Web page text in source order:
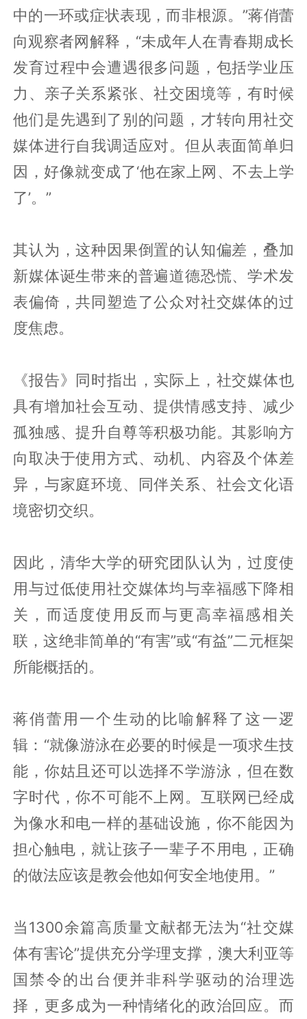
中的一环或症状表现，而非根源。”蒋俏蕾
向观察者网解释，“未成年人在青春期成长
发育过程中会遭遇很多问题，包括学业压
力、亲子关系紧张、社交困境等，有时候
他们是先遇到了别的问题，才转向用社交
媒体进行自我调适应对。但从表面简单归
因，好像就变成了‘他在家上网、不去上学
了’。”
其认为，这种因果倒置的认知偏差，叠加
新媒体诞生带来的普遍道德恐慌、学术发
表偏倚，共同塑造了公众对社交媒体的过
度焦虑。
《报告》同时指出，实际上，社交媒体也
具有增加社会互动、提供情感支持、减少
孤独感、提升自尊等积极功能。其影响方
向取决于使用方式、动机、内容及个体差
异，与家庭环境、同伴关系、社会文化语
境密切交织。
因此，清华大学的研究团队认为，过度使
用与过低使用社交媒体均与幸福感下降相
关，而适度使用反而与更高幸福感相关
联，这绝非简单的“有害”或“有益”二元框架
所能概括的。
蒋俏蕾用一个生动的比喻解释了这一逻
辑：“就像游泳在必要的时候是一项求生技
能，你姑且还可以选择不学游泳，但在数
字时代，你不可能不上网。互联网已经成
为像水和电一样的基础设施，你不能因为
担心触电，就让孩子一辈子不用电，正确
的做法应该是教会他如何安全地使用。”
当1300余篇高质量文献都无法为“社交媒
体有害论”提供充分学理支撑，澳大利亚等
国禁令的出台便并非科学驱动的治理选
择，更多成为一种情绪化的政治回应。而